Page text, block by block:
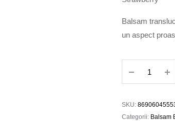
Balsam
un aspect
03
quantity
SKU:
Categorii: Balsam